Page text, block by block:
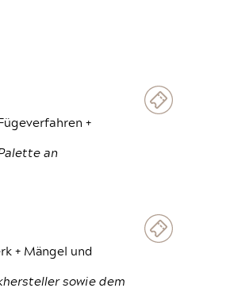
+
an
+ Mängel und
sowie dem